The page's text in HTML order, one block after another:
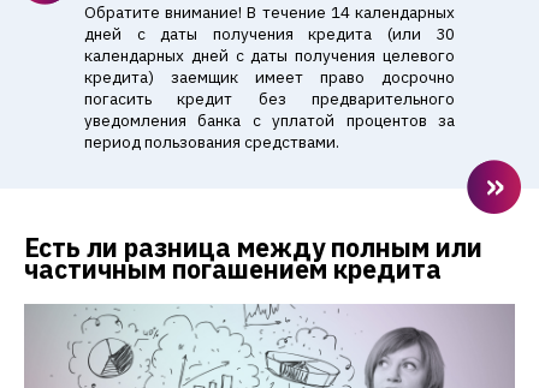
Обратите внимание! В течение 14 календарных
дней с даты получения кредита (или 30
календарных дней с даты получения целевого
кредита) заемщик имеет право досрочно
погасить кредит без предварительного
уведомления банка с уплатой процентов за
период пользования средствами.
Есть ли разница между полным или
частичным погашением кредита